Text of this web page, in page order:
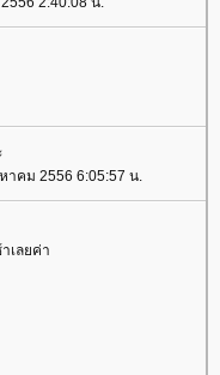
าคม 2556 6:05:57 น.
เลยค่า